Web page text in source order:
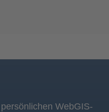
WebGIS-